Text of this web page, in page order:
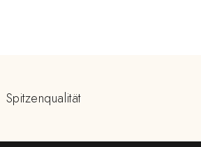
Spitzenqualität